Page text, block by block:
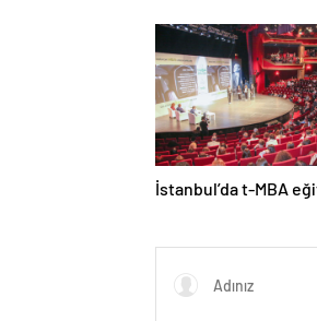
İstanbul’da t-MBA